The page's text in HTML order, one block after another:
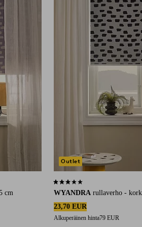
cm
WYANDRA rullaverho -
23,70 EUR
Alkuperäinen hinta79 EUR
3,1 perustuen 12 arvosanaan
Outlet